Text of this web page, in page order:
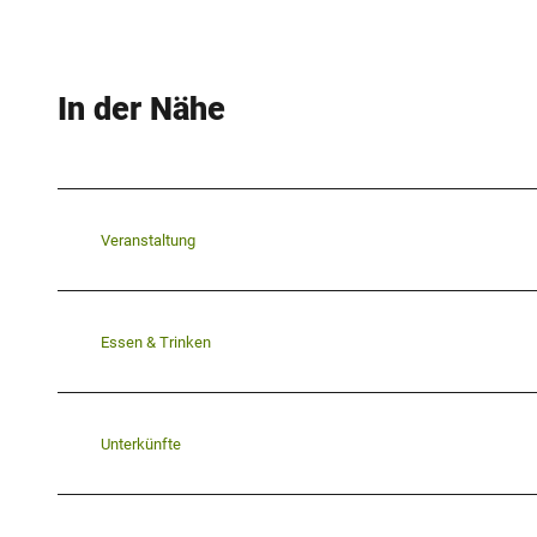
In der Nähe
Veranstaltung
Essen & Trinken
Unterkünfte